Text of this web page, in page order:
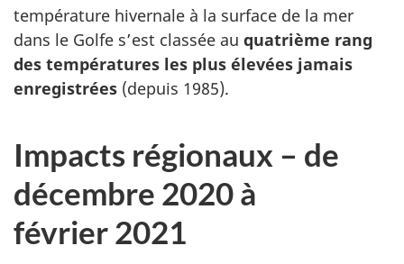
température hivernale à la surface de la mer
dans le Golfe s’est classée au quatrième rang
des températures les plus élevées jamais
enregistrées (depuis 1985).
Impacts régionaux – de
décembre 2020 à
février 2021